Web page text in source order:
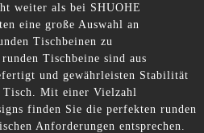
weiter als bei SHUOHE
eine große Auswahl an
Tischbeinen zu
Tischbeine sind aus
und gewährleisten Stabilität
Mit einer Vielzahl
finden Sie die perfekten runden
Anforderungen entsprechen.